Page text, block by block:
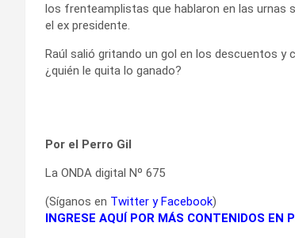
los frenteamplistas que hablaron en las urnas
el ex presidente.
Raúl salió gritando un gol en los descuentos y
¿quién le quita lo ganado?
Por el Perro Gil
La ONDA digital Nº 675
(Síganos en Twitter yFacebook)
INGRESE AQUÍ POR MÁS CONTENIDOS EN